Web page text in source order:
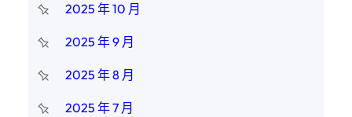
2025 年 10 月
2025 年 9 月
2025 年 8 月
2025 年 7 月